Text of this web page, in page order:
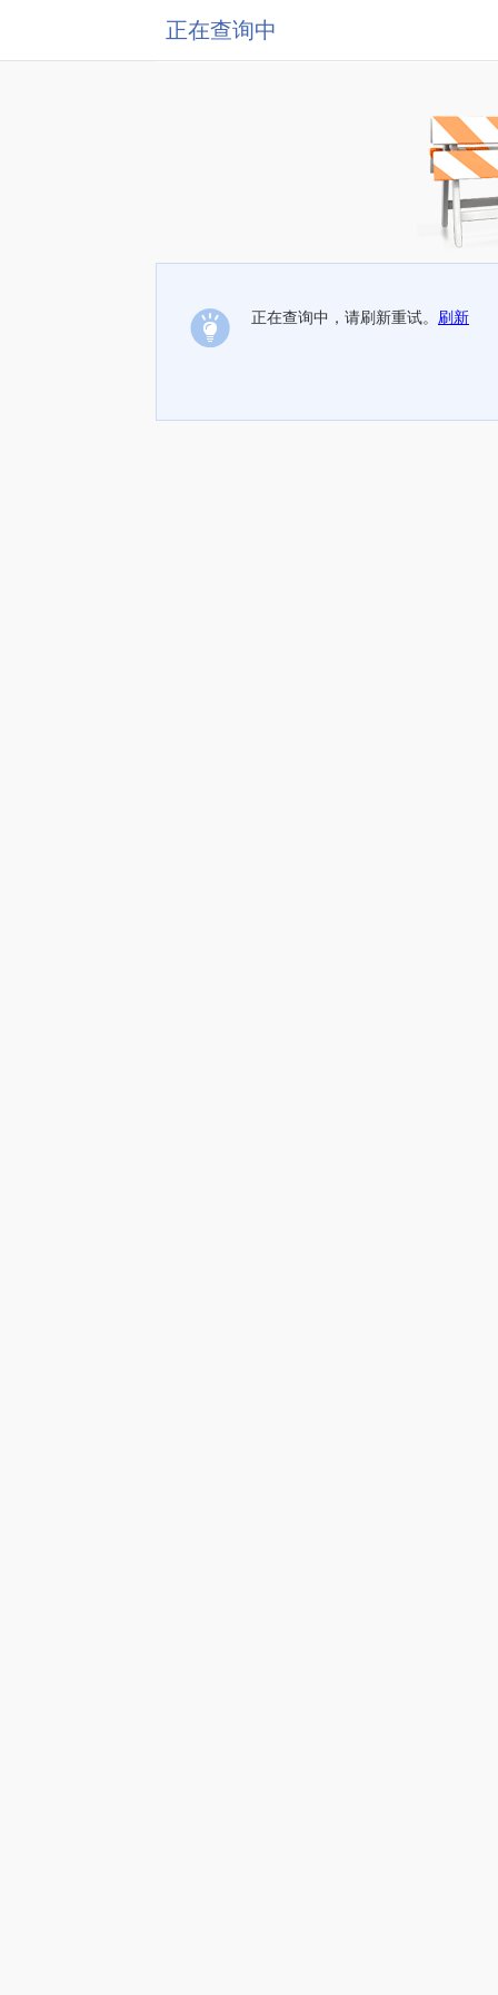
正在查询中
正在查询中，请刷新重试。 刷新